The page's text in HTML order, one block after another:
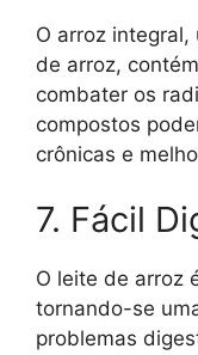
O arroz
de arroz, contém
combater os
compostos
crônicas e
7. Fácil
O leite de arroz
tornando-se
problemas